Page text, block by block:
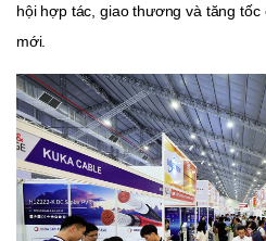
hội hợp tác, giao thương và tăng
mới.